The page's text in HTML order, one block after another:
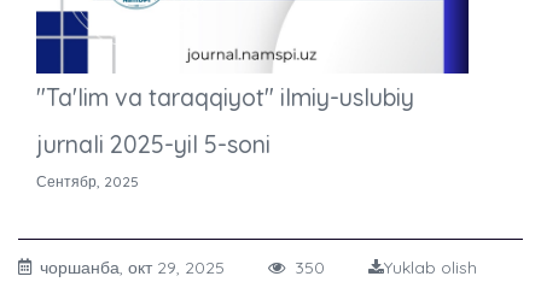
"Ta'lim va taraqqiyot" ilmiy-uslubiy
jurnali 2025-yil 5-soni
Сентябр, 2025
чоршанба, окт 29, 2025 350 Yuklab olish